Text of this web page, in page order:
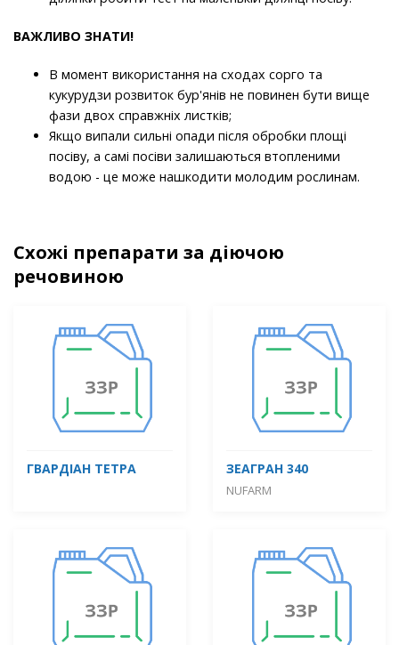
ВАЖЛИВО ЗНАТИ!
В момент використання на сходах сорго та
кукурудзи розвиток бур'янів не повинен бути вище
фази двох справжніх листків;
Якщо випали сильні опади після обробки площі
посіву, а самі посіви залишаються втопленими
водою - це може нашкодити молодим рослинам.
Схожі препарати за діючою
речовиною
ГВАРДІАН ТЕТРА ЗЕАГРАН 340
NUFARM